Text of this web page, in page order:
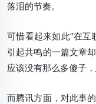
落泪的节奏。
可惜看起来如此“在互
引起共鸣的一篇文章
应该没有那么多傻子
而腾讯方面，对此事